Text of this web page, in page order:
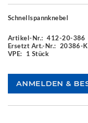
Schnellspannknebel
Artikel-Nr.: 412-20-386
Ersetzt Art.-Nr.: 20386-K
VPE:
1 Stück